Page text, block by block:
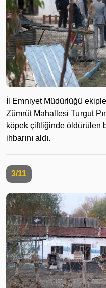
İl Emniyet Müdürlüğü
Zümrüt Mahallesi Turgut
köpek çiftliğinde öldürülen
ihbarını aldı.
3/11